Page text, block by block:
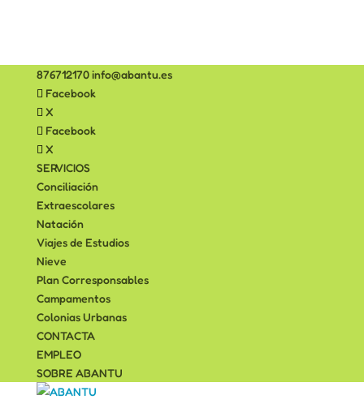
876712170info@abantu.es
Facebook
X
Facebook
X
SERVICIOS
Conciliación
Extraescolares
Natación
Viajes de Estudios
Nieve
Plan Corresponsables
Campamentos
Colonias Urbanas
CONTACTA
EMPLEO
SOBRE ABANTU